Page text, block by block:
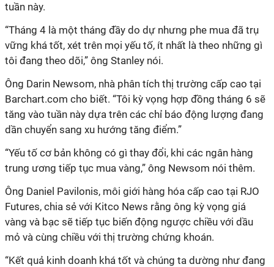
tuần này.
“Tháng 4 là một tháng đầy do dự nhưng phe mua đã trụ
vững khá tốt, xét trên mọi yếu tố, ít nhất là theo những gì
tôi đang theo dõi,” ông Stanley nói.
Ông Darin Newsom, nhà phân tích thị trường cấp cao tại
Barchart.com cho biết. “Tôi kỳ vọng hợp đồng tháng 6 sẽ
tăng vào tuần này dựa trên các chỉ báo động lượng đang
dần chuyển sang xu hướng tăng điểm.”
“Yếu tố cơ bản không có gì thay đổi, khi các ngân hàng
trung ương tiếp tục mua vàng,” ông Newsom nói thêm.
Ông Daniel Pavilonis, môi giới hàng hóa cấp cao tại RJO
Futures, chia sẻ với Kitco News rằng ông kỳ vọng giá
vàng và bạc sẽ tiếp tục biến động ngược chiều với dầu
mỏ và cùng chiều với thị trường chứng khoán.
“Kết quả kinh doanh khá tốt và chúng ta dường như đang